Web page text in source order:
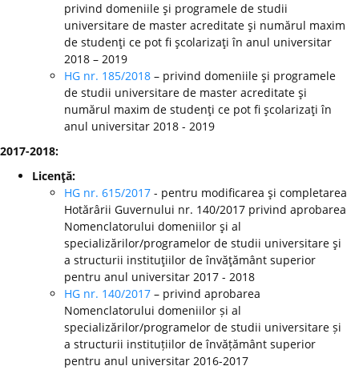
privind domeniile şi programele de studii
universitare de master acreditate şi numărul maxim
de studenţi ce pot fi şcolarizaţi în anul universitar
2018 – 2019
HG nr. 185/2018 – privind domeniile şi programele
de studii universitare de master acreditate şi
numărul maxim de studenţi ce pot fi şcolarizaţi în
anul universitar 2018 - 2019
2017-2018:
Licenţă:
HG nr. 615/2017 - pentru modificarea şi completarea
Hotărârii Guvernului nr. 140/2017 privind aprobarea
Nomenclatorului domeniilor şi al
specializărilor/programelor de studii universitare şi
a structurii instituţiilor de învăţământ superior
pentru anul universitar 2017 - 2018
HG nr. 140/2017 – privind aprobarea
Nomenclatorului domeniilor și al
specializărilor/programelor de studii universitare și
a structurii instituțiilor de învățământ superior
pentru anul universitar 2016-2017